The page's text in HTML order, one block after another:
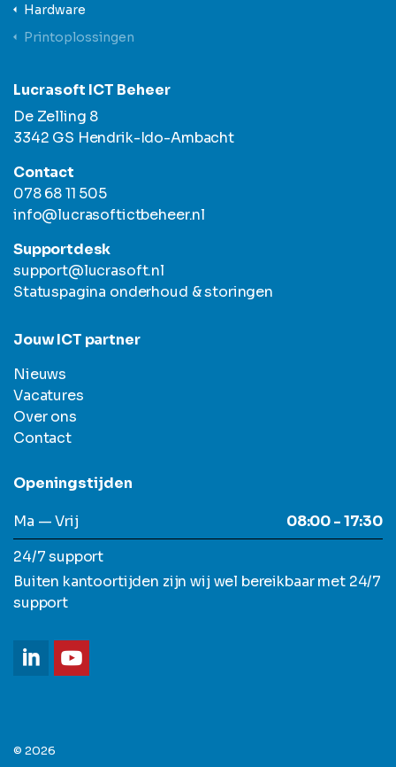
Hardware
Printoplossingen
Lucrasoft ICT Beheer
De Zelling 8
3342 GS Hendrik-Ido-Ambacht
Contact
078 68 11 505
info@lucrasoftictbeheer.nl
Supportdesk
support@lucrasoft.nl
Statuspagina onderhoud & storingen
Jouw ICT partner
Nieuws
Vacatures
Over ons
Contact
Openingstijden
Ma — Vrij
08:00 - 17:30
24/7 support
Buiten kantoortijden zijn wij wel bereikbaar met 24/7
support
© 2026